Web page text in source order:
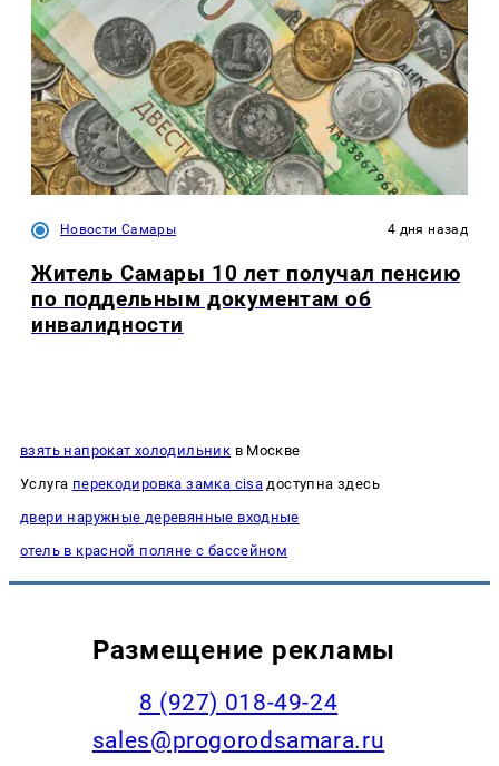
Новости Самары 4 дня назад
Житель Самары 10 лет получал пенсию
по поддельным документам об
инвалидности
взять напрокат холодильник в Москве
Услуга перекодировка замка cisa доступна здесь
двери наружные деревянные входные
отель в красной поляне с бассейном
Размещение рекламы
8 (927) 018-49-24
sales@progorodsamara.ru